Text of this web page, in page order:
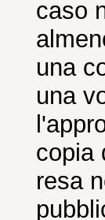
caso
una
una
copia
resa